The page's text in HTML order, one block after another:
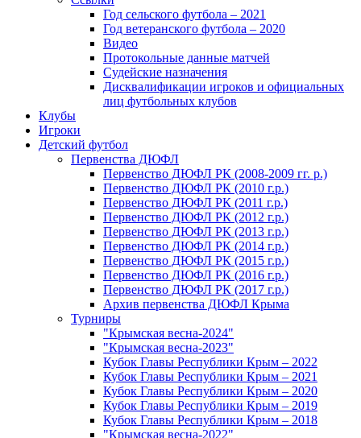
Год сельского футбола – 2021
Год ветеранского футбола – 2020
Видео
Протокольные данные матчей
Судейские назначения
Дисквалификации игроков и официальных
лиц футбольных клубов
Клубы
Игроки
Детский футбол
Первенства ДЮФЛ
Первенство ДЮФЛ РК (2008-2009 гг. р.)
Первенство ДЮФЛ РК (2010 г.р.)
Первенство ДЮФЛ РК (2011 г.р.)
Первенство ДЮФЛ РК (2012 г.р.)
Первенство ДЮФЛ РК (2013 г.р.)
Первенство ДЮФЛ РК (2014 г.р.)
Первенство ДЮФЛ РК (2015 г.р.)
Первенство ДЮФЛ РК (2016 г.р.)
Первенство ДЮФЛ РК (2017 г.р.)
Архив первенства ДЮФЛ Крыма
Турниры
"Крымская весна-2024"
"Крымская весна-2023"
Кубок Главы Республики Крым – 2022
Кубок Главы Республики Крым – 2021
Кубок Главы Республики Крым – 2020
Кубок Главы Республики Крым – 2019
Кубок Главы Республики Крым – 2018
"Крымская весна-2022"